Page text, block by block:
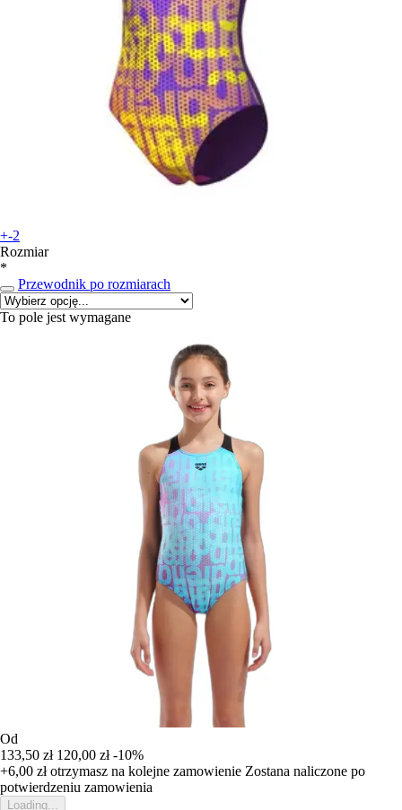
+-2
Rozmiar
*
Przewodnik po rozmiarach
To pole jest wymagane
Od
133,50 zł 120,00 zł -10%
+6,00 złotrzymasz na kolejne zamowienie Zostana naliczone po
potwierdzeniu zamowienia
Loading...